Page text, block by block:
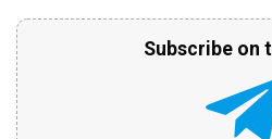
Subscribe on